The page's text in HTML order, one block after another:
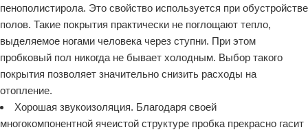
пенополистирола. Это свойство используется при обустройстве
полов. Такие покрытия практически не поглощают тепло,
выделяемое ногами человека через ступни. При этом
пробковый пол никогда не бывает холодным. Выбор такого
покрытия позволяет значительно снизить расходы на
отопление.
Хорошая звукоизоляция. Благодаря своей
многокомпонентной ячеистой структуре пробка прекрасно гасит